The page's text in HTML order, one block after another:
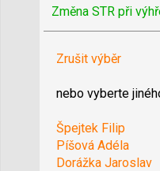
Změna STR při
Zrušit výběr
nebo vyberte
Špejtek Filip
Píšová Adéla
Dorážka Jaroslav